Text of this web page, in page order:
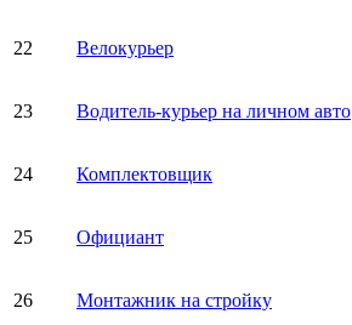
22 Велокурьер
23 Водитель-курьер на личном авто
24 Комплектовщик
25 Официант
26 Монтажник на стройку